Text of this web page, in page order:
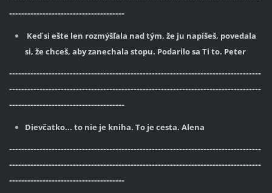
--------------------------------------
Keď si ešte len rozmýšľala nad tým, že ju napíšeš, povedala
si, že chceš, aby zanechala stopu. Podarilo sa Ti to. Peter
-----------------------------------------------------------------------------------
-----------------------------------------------------------------------------------
--------------------------------------
Dievčatko... to nie je kniha. To je cesta. Alena
-----------------------------------------------------------------------------------
-----------------------------------------------------------------------------------
--------------------------------------